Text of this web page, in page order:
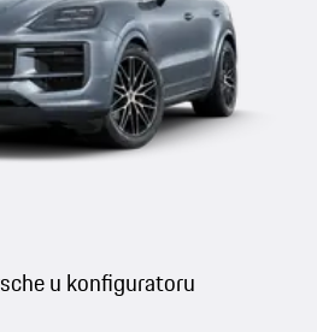
u konfiguratoru